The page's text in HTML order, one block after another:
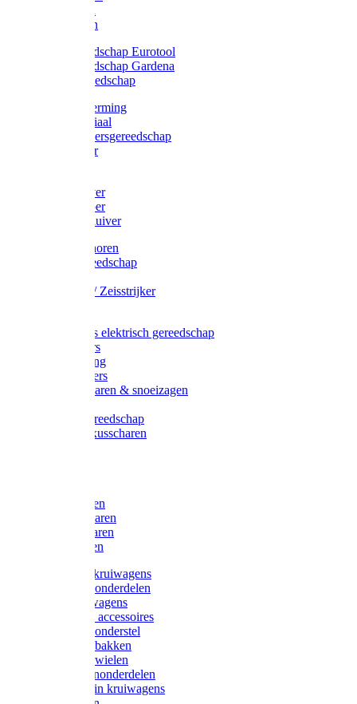
Hooiharken
Handgereedschap Eurotool
Handgereedschap Gardena
Kindergereedschap
Kniebescherming
Afzetmateriaal
Stratenmakersgereedschap
Straathamer
Mestschuiver
Mestschraper
Sneeuwschuiver
Zeis toebehoren
Baggergereedschap
Wetstenen / Zeisstrijker
Accessoires elektrisch gereedschap
Grasmaaiers
Tuinreiniging
Robotmaaiers
Heggenscharen & snoeizagen
Klussen gereedschap
Gras & buxusscharen
Snoeischaren
Heggenscharen
Takkenscharen
Snoeimessen
Landbouwkruiwagens
Kruiwagenonderdelen
Bouwkruiwagens
Kruiwagen accessoires
Kruiwagenonderstel
Kruiwagenbakken
Kruiwagenwielen
Steekwagenonderdelen
Huis en Tuin kruiwagens